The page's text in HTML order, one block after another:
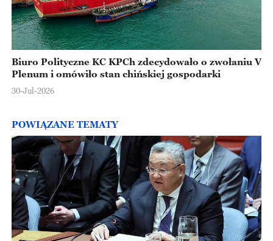
Biuro Polityczne KC KPCh zdecydowało o zwołaniu V
Plenum i omówiło stan chińskiej gospodarki
30-Jul-2026
POWIĄZANE TEMATY